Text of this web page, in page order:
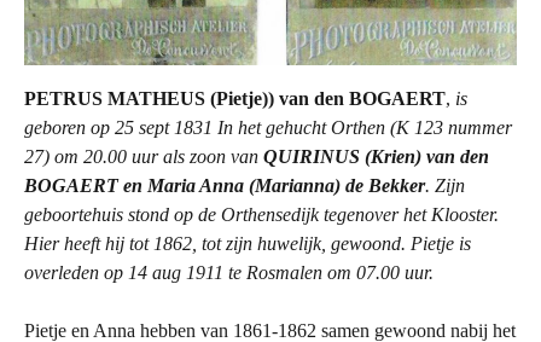
PETRUS MATHEUS (Pietje)) van den BOGAERT, is
geboren op 25 sept 1831 In het gehucht Orthen (K 123 nummer
27) om 20.00 uur als zoon van QUIRINUS (Krien) van den
BOGAERTen Maria Anna (Marianna) de Bekker. Zijn
geboortehuis stond op de Orthensedijk tegenover het Klooster.
Hier heeft hij tot 1862, tot zijn huwelijk, gewoond. Pietje is
overleden op 14 aug 1911 te Rosmalen om 07.00 uur.
Pietje en Anna hebben van 1861-1862 samen gewoond nabij het